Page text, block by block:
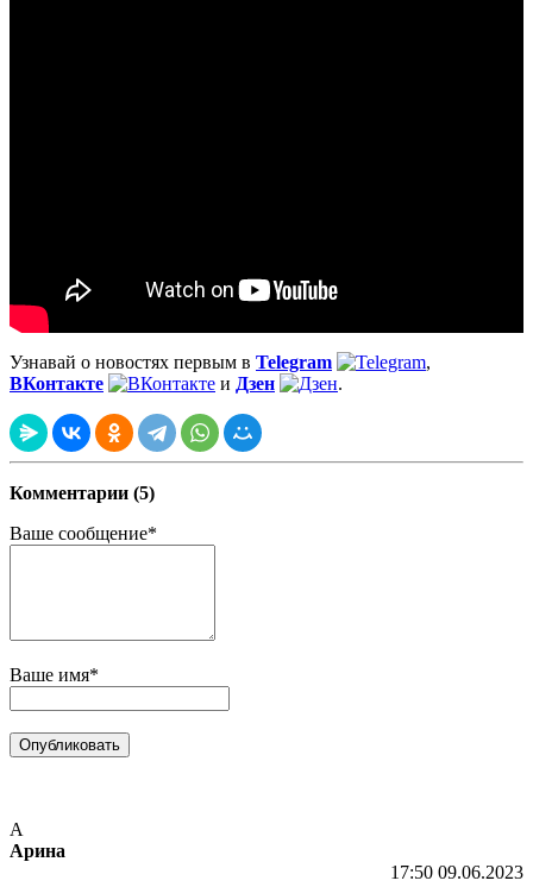
Узнавай о новостях первым в Telegram
,
ВКонтакте
и Дзен .
Комментарии (5)
Ваше сообщение*
Ваше имя*
А
Арина
17:50 09.06.2023